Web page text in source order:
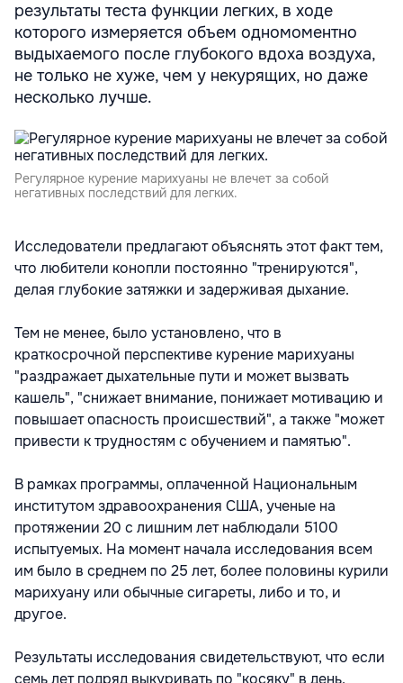
результаты теста функции легких, в ходе
которого измеряется объем одномоментно
выдыхаемого после глубокого вдоха воздуха,
не только не хуже, чем у некурящих, но даже
несколько лучше.
Регулярное курение марихуаны не влечет за собой
негативных последствий для легких.
Исследователи предлагают объяснять этот факт тем,
что любители конопли постоянно "тренируются",
делая глубокие затяжки и задерживая дыхание.
Тем не менее, было установлено, что в
краткосрочной перспективе курение марихуаны
"раздражает дыхательные пути и может вызвать
кашель", "снижает внимание, понижает мотивацию и
повышает опасность происшествий", а также "может
привести к трудностям с обучением и памятью".
В рамках программы, оплаченной Национальным
институтом здравоохранения США, ученые на
протяжении 20 с лишним лет наблюдали 5100
испытуемых. На момент начала исследования всем
им было в среднем по 25 лет, более половины курили
марихуану или обычные сигареты, либо и то, и
другое.
Результаты исследования свидетельствуют, что если
семь лет подряд выкуривать по "косяку" в день,